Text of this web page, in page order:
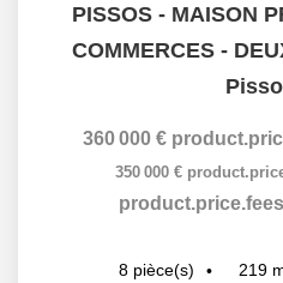
PISSOS - MAISON
COMMERCES -
360 000 €
350 000 €
8 pièce(s) 219